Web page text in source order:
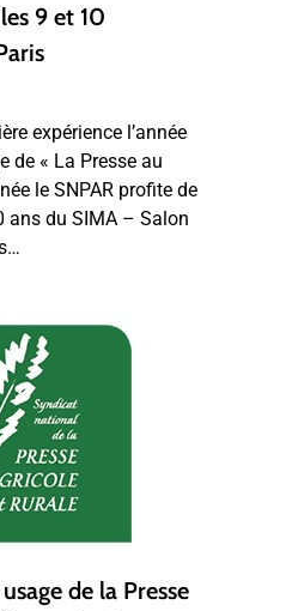
9 et 10
expérience l’année
de « La Presse au
le SNPAR profite de
ans du SIMA – Salon
de la Presse